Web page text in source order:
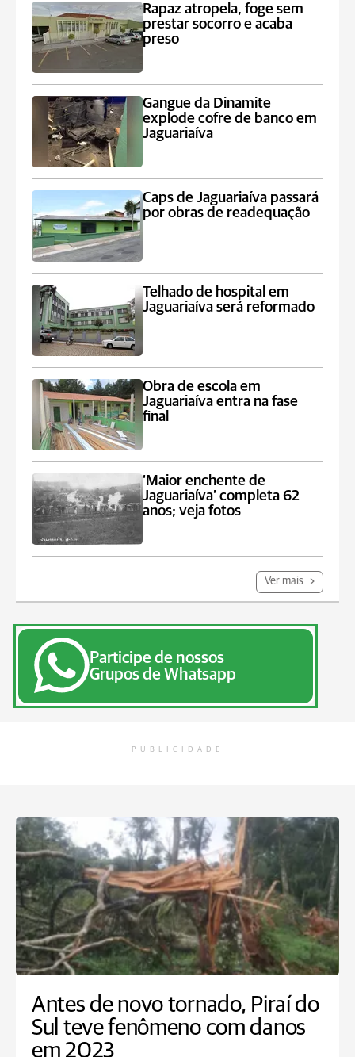
Rapaz atropela, foge sem
prestar socorro e acaba
preso
Gangue da Dinamite
explode cofre de banco em
Jaguariaíva
Caps de Jaguariaíva passará
por obras de readequação
Telhado de hospital em
Jaguariaíva será reformado
Obra de escola em
Jaguariaíva entra na fase
final
‘Maior enchente de
Jaguariaíva’ completa 62
anos; veja fotos
Ver mais
Participe de nossos
Grupos de Whatsapp
PUBLICIDADE
Antes de novo tornado, Piraí do
Sul teve fenômeno com danos
em 2023